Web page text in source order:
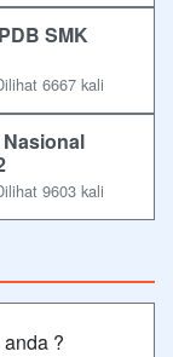
SMK
6667 kali
Nasional
9603 kali
?